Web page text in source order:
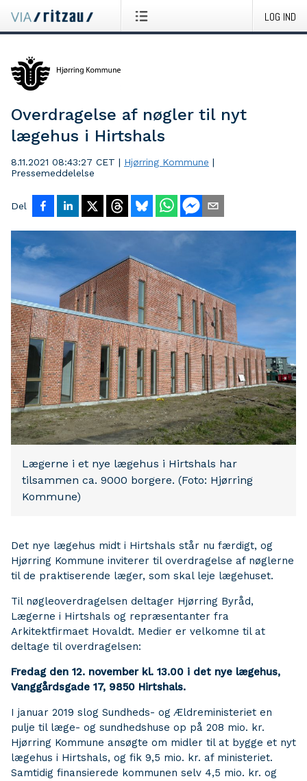
LOG IND
Overdragelse af nøgler til nyt
lægehus i Hirtshals
8.11.2021 08:43:27 CET | Hjørring Kommune |
Pressemeddelelse
Del
Lægerne i et nye lægehus i Hirtshals har
tilsammen ca. 9000 borgere. (Foto: Hjørring
Kommune)
Det nye lægehus midt i Hirtshals står nu færdigt, og
Hjørring Kommune inviterer til overdragelse af nøglerne
til de praktiserende læger, som skal leje lægehuset.
Til nøgleoverdragelsen deltager Hjørring Byråd,
Lægerne i Hirtshals og repræsentanter fra
Arkitektfirmaet Hovaldt. Medier er velkomne til at
deltage til overdragelsen:
Fredag den 12. november kl. 13.00 i det nye lægehus,
Vanggårdsgade 17, 9850 Hirtshals.
I januar 2019 slog Sundheds- og Ældreministeriet en
pulje til læge- og sundhedshuse op på 208 mio. kr.
Hjørring Kommune ansøgte om midler til at bygge et nyt
lægehus i Hirtshals, og fik 9,5 mio. kr. af ministeriet.
Samtidig finansierede kommunen selv 4,5 mio. kr. og